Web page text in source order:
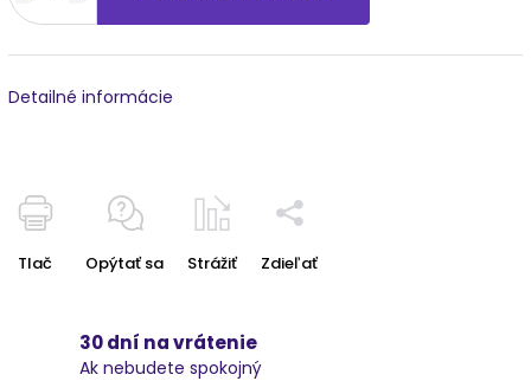
Detailné informácie
Tlač Opýtať sa Strážiť Zdieľať
30 dní na vrátenie
Ak nebudete spokojný